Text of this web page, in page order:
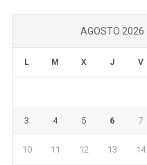
AGOSTO 2026
L M X J V
3 4 5 6 7
10 11 12 13 14